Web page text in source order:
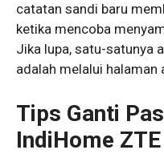
catatan sandi baru
ketika mencoba
Jika lupa, satu-satunya
adalah melalui
Tips Ganti
IndiHome ZTE